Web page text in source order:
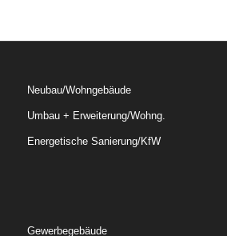
Neubau/Wohngebäude
Umbau + Erweiterung/Wohng.
Energetische Sanierung/KfW
Gewerbegebäude